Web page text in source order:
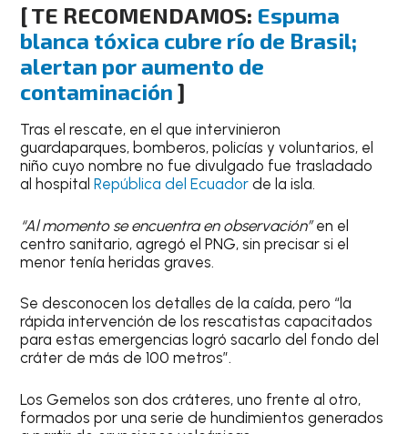
[ TE RECOMENDAMOS: Espuma
blanca tóxica cubre río de Brasil;
alertan por aumento de
contaminación ]
Tras el rescate, en el que intervinieron
guardaparques, bomberos, policías y voluntarios, el
niño cuyo nombre no fue divulgado fue trasladado
al hospitalRepública del Ecuador de la isla.
“Al momento se encuentra en observación”en el
centro sanitario, agregó el PNG, sin precisar si el
menor tenía heridas graves.
Se desconocen los detalles de la caída, pero “la
rápida intervención de los rescatistas capacitados
para estas emergencias logró sacarlo del fondo del
cráter de más de 100 metros”.
Los Gemelos son dos cráteres, uno frente al otro,
formados por una serie de hundimientos generados